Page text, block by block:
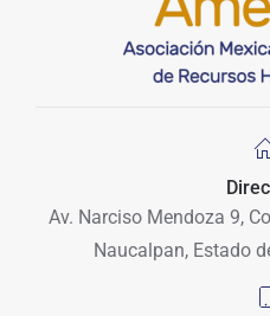
Av. Narciso Mendoza 9,
Naucalpan, Estado